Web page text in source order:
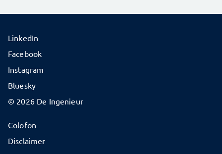
© 2026 De Ingenieur
Colofon
Disclaimer
LinkedIn
Facebook
Instagram
Bluesky